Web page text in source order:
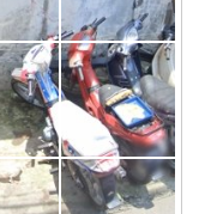
de las
General,
Social y